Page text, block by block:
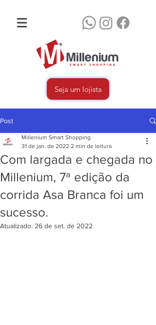
Seja um lojista
Post
Com largada e chegada no
Millenium, 7ª edição da
corrida Asa Branca foi um
sucesso.
Millenium Smart Shopping
31 de jan. de 2022 2 min de leitura
Atualizado: 26 de set. de 2022